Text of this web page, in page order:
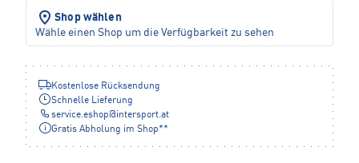
Shop wählen
Wähle einen Shop um die Verfügbarkeit zu sehen
Kostenlose Rücksendung
Schnelle Lieferung
service.eshop@ intersport.at
Gratis Abholung im Shop**